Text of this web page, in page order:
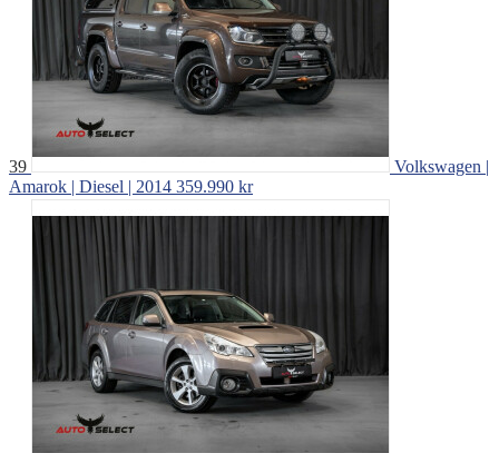
39
Volkswagen |
Amarok | Diesel | 2014 359.990 kr